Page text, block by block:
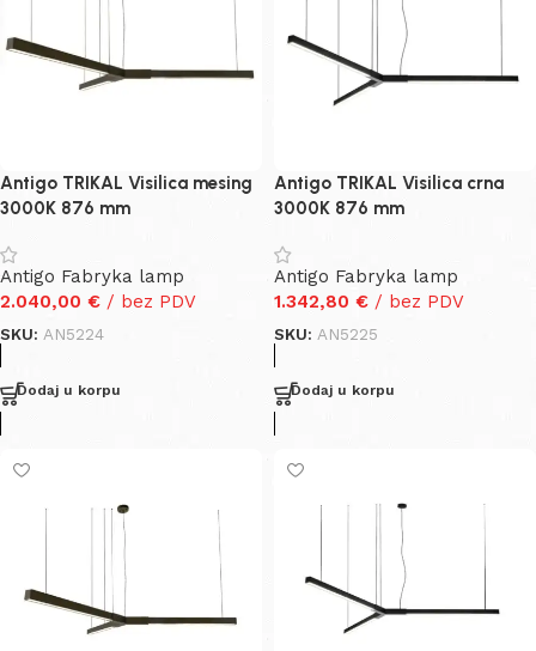
Antigo TRIKAL Visilica mesing
3000K 876 mm
Antigo Fabryka lamp
2.040,00 € / bez PDV
SKU: AN5224
Dodaj u korpu
Antigo TRIKAL Visilica crna
3000K 876 mm
Antigo Fabryka lamp
1.342,80 € / bez PDV
SKU: AN5225
Dodaj u korpu